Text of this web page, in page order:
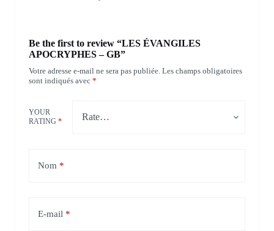
Be the first to review “LES ÉVANGILES
APOCRYPHES – GB”
Votre adresse e-mail ne sera pas publiée. Les champs obligatoires
sont indiqués avec *
YOUR
RATING *
Nom *
E-mail *